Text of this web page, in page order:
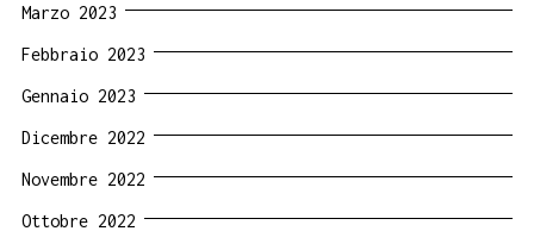
Marzo 2023
Febbraio 2023
Gennaio 2023
Dicembre 2022
Novembre 2022
Ottobre 2022